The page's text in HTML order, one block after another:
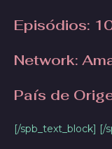
Episódios:
Network:
País de
[/spb_text_block] [/